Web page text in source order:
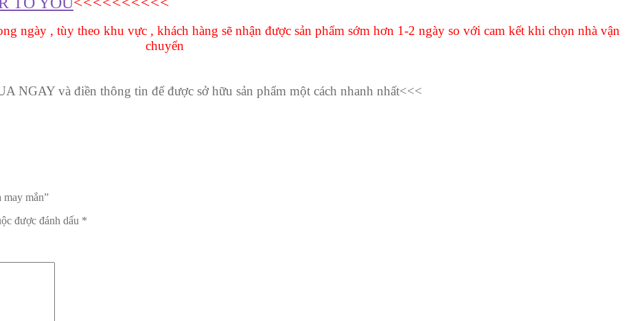
ngày , tùy theo khu vực , khách hàng sẽ nhận được sản phẩm sớm hơn 1-2 ngày so với cam kết khi chọn nhà vận
chuyển
NGAY và điền thông tin để được sở hữu sản phẩm một cách nhanh nhất<<<
mắn”
được đánh dấu *